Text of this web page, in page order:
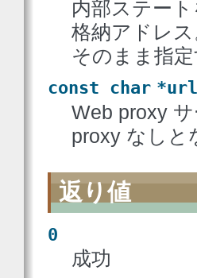
内部ステー
格納アドレ
そのまま指
const char *url
Web proxy
proxy なしと
返り値
0
成功